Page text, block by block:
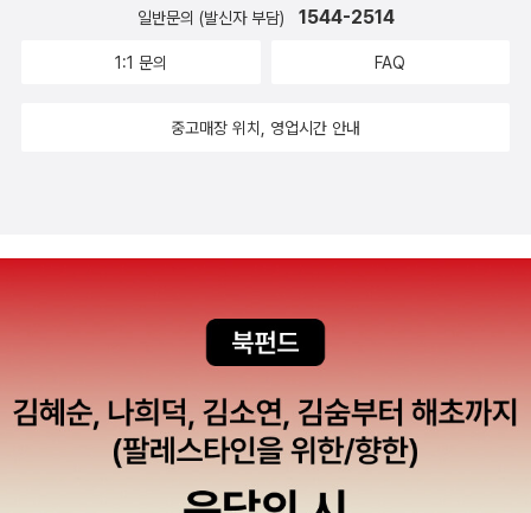
일반문의 (발신자 부담) 1544-2514
1:1 문의 FAQ
중고매장 위치, 영업시간 안내